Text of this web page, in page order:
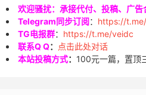
欢迎骚扰：承接代付、投稿、广告
Telegram同步订阅： https://
TG电报群： https://t.me/veidc
联系Q Q：
点击此处对话
本站投稿方式： 100元一篇，置顶